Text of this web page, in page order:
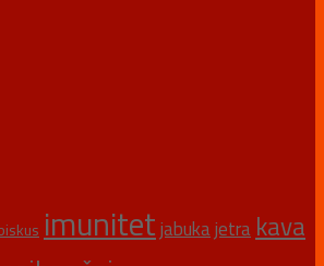
imunitetjabukajetra kava